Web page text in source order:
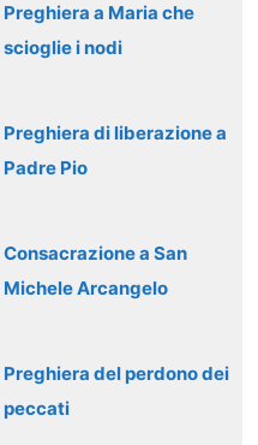
Preghiera a Maria che
scioglie i nodi
Preghiera di liberazione a
Padre Pio
Consacrazione a San
Michele Arcangelo
Preghiera del perdono dei
peccati